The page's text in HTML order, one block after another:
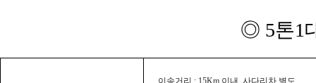
◎ 5톤1
이송거리 : 15Km 이내, 사다리차 별도